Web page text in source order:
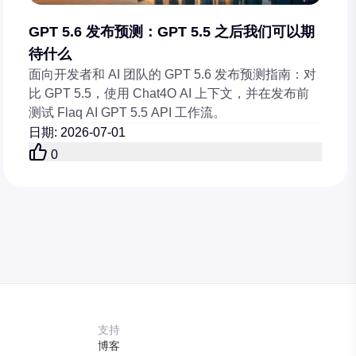
GPT 5.6 发布预测：GPT 5.5 之后我们可以期
待什么
面向开发者和 AI 团队的 GPT 5.6 发布预测指南：对
比 GPT 5.5，使用 Chat4O AI 上下文，并在发布前
测试 Flaq AI GPT 5.5 API 工作流。
日期: 2026-07-01
0
支持
博客